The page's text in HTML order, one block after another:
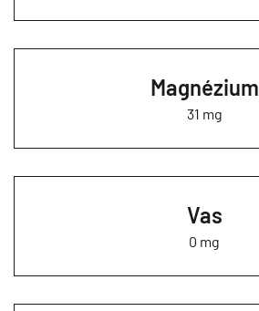
Magnézium
31 mg
Vas
0 mg